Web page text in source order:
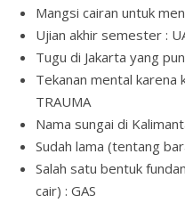
Mangsi cairan untuk
Ujian akhir semester :
Tugu di Jakarta yang
Tekanan mental karena
TRAUMA
Nama sungai di
Sudah lama (tentang
Salah satu bentuk
cair) : GAS